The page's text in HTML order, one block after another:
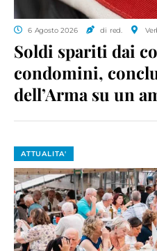
6 Agosto 2026 di red.
Soldi spariti dai
condomini,
dell’Arma su un
ATTUALITA'